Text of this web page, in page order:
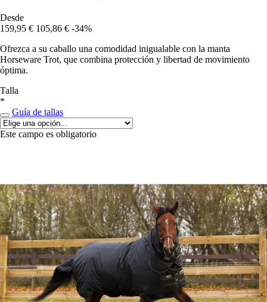
Desde
159,95 € 105,86 € -34%
Ofrezca a su caballo una comodidad inigualable con la manta
Horseware Trot, que combina protección y libertad de movimiento
óptima.
Talla
*
Guía de tallas
Este campo es obligatorio